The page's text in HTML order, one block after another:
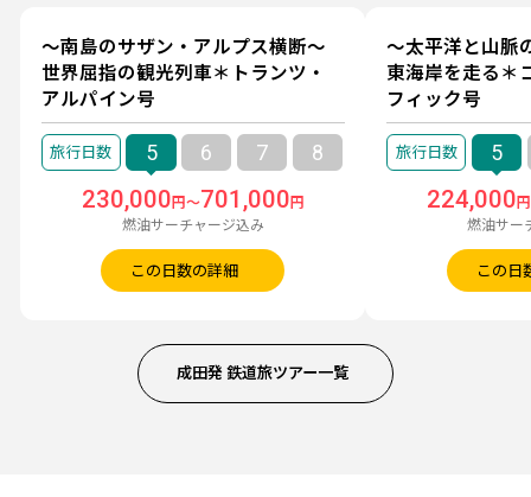
～南島のサザン・アルプス横断～
世界屈指の観光列車＊トランツ・
アルパイン号
5 6 7 8
230,000 円～701,000 円
燃油サーチャージ込み
この日数の詳細
～太平洋と山脈
東海岸を走る＊
フィック号
5
224,000
燃油サー
この日
成田発 鉄道旅ツアー一覧